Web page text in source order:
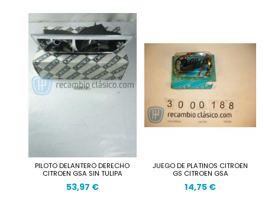
PILOTO DELANTERO DERECHO
CITROEN GSA SIN TULIPA
53,97 €
JUEGO DE PLATINOS CITROEN
GS CITROEN GSA
14,75 €